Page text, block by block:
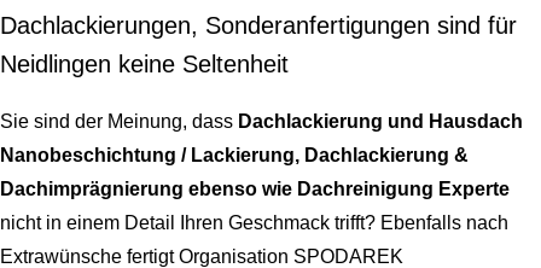
Dachlackierungen, Sonderanfertigungen sind für
Neidlingen keine Seltenheit
Sie sind der Meinung, dass Dachlackierung und Hausdach
Nanobeschichtung / Lackierung, Dachlackierung &
Dachimprägnierung ebenso wie Dachreinigung Experte
nicht in einem Detail Ihren Geschmack trifft? Ebenfalls nach
Extrawünsche fertigt Organisation SPODAREK